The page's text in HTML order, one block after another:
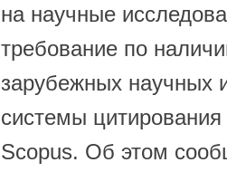
на научные
требование по
зарубежных научных
системы
Scopus. Об этом